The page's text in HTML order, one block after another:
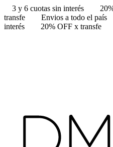
3 y 6 cuotas sin interés
transfe
Envios a todo el país
interés
20% OFF x transfe